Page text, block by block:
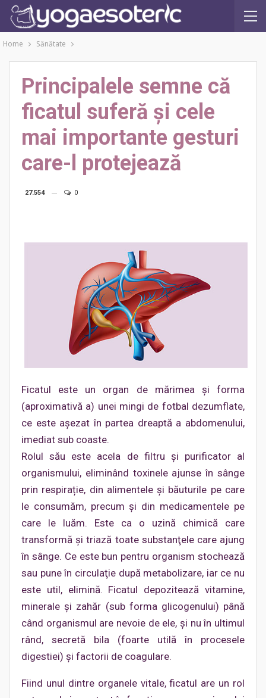
Home Sănătate
Principalele semne că
ficatul suferă şi cele
mai importante gesturi
care-l protejează
27.554 0
Ficatul este un organ de mărimea şi forma
(aproximativă a) unei mingi de fotbal dezumflate,
ce este aşezat în partea dreaptă a abdomenului,
imediat sub coaste.
Rolul său este acela de filtru şi purificator al
organismului, eliminând toxinele ajunse în sânge
prin respirație, din alimentele şi băuturile pe care
le consumăm, precum şi din medicamentele pe
care le luăm. Este ca o uzină chimică care
transformă şi triază toate substanţele care ajung
în sânge. Ce este bun pentru organism stochează
sau pune în circulaţie după metabolizare, iar ce nu
este util, elimină. Ficatul depozitează vitamine,
minerale şi zahăr (sub forma glicogenului) până
când organismul are nevoie de ele, şi nu în ultimul
rând, secretă bila (foarte utilă în procesele
digestiei) şi factorii de coagulare.
Fiind unul dintre organele vitale, ficatul are un rol